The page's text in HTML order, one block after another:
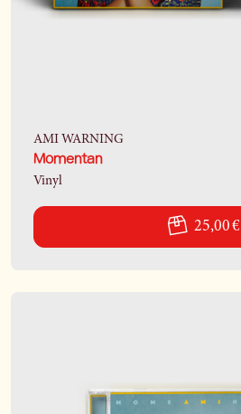
AMI WARNING
Momentan
Vinyl
25,00 €